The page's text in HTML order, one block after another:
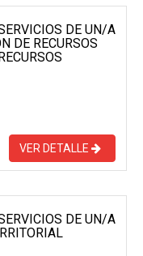
DE UN/A
DE RECURSOS
VER DETALLE
DE UN/A